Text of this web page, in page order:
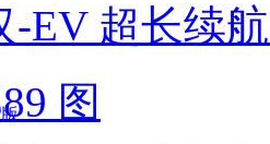
-EV 超长续
图